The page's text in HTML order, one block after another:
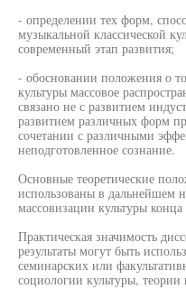
- определении тех форм,
музыкальной классической
современный этап развития;
- обосновании положения о
культуры массовое
связано не с развитием
развитием различных форм
сочетании с различными
неподготовленное сознание.
Основные теоретические
использованы в дальнейшем
массовизации культуры
Практическая значимость
результаты могут быть
семинарских или
социологии культуры, теории